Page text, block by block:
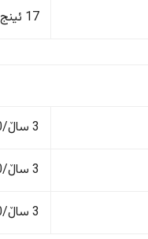
17 ئینج
3 ساڵ/60,000 کم
3 ساڵ/60,000 کم
3 ساڵ/60,000 کم